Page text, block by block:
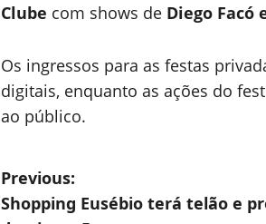
Clube com shows de Diego Facó
Os ingressos para as festas
digitais, enquanto as ações do
ao público.
P
Previous:
Shopping Eusébio terá telão e